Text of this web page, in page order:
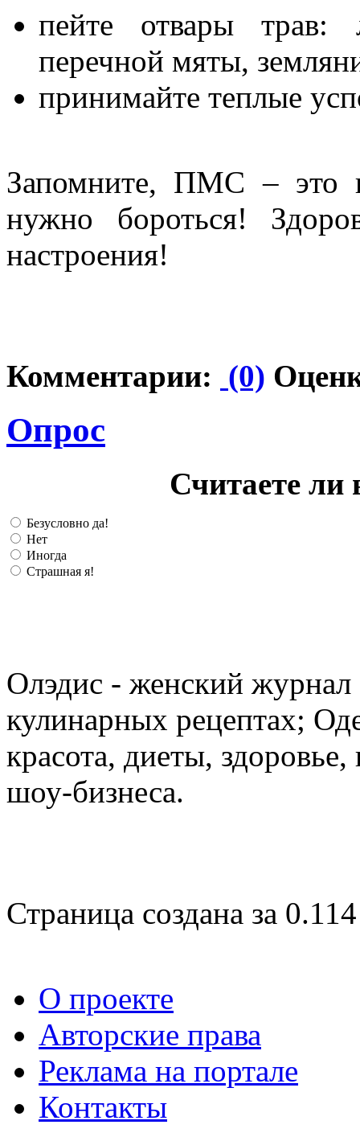
пейте отвары трав:
перечной мяты,
принимайте теплые
Запомните, ПМС – это
нужно бороться!
настроения!
Комментарии: (0)
Опрос
Считаете ли
Безусловно да!
Нет
Иногда
Страшная я!
Олэдис - женский журнал
кулинарных рецептах;
красота, диеты,
шоу-бизнеса.
Страница создана за
О проекте
Авторские права
Реклама на портале
Контакты